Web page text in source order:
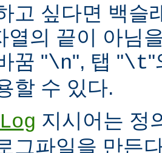
고 싶다면 백슬
열의 끝이 아님
꿈 "\n", 탭 "\t"
할 수 있다.
지시어는 정
그파일을 만든